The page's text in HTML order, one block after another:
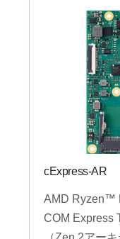
cExpress-AR
AMD Ryzen™
COM Express